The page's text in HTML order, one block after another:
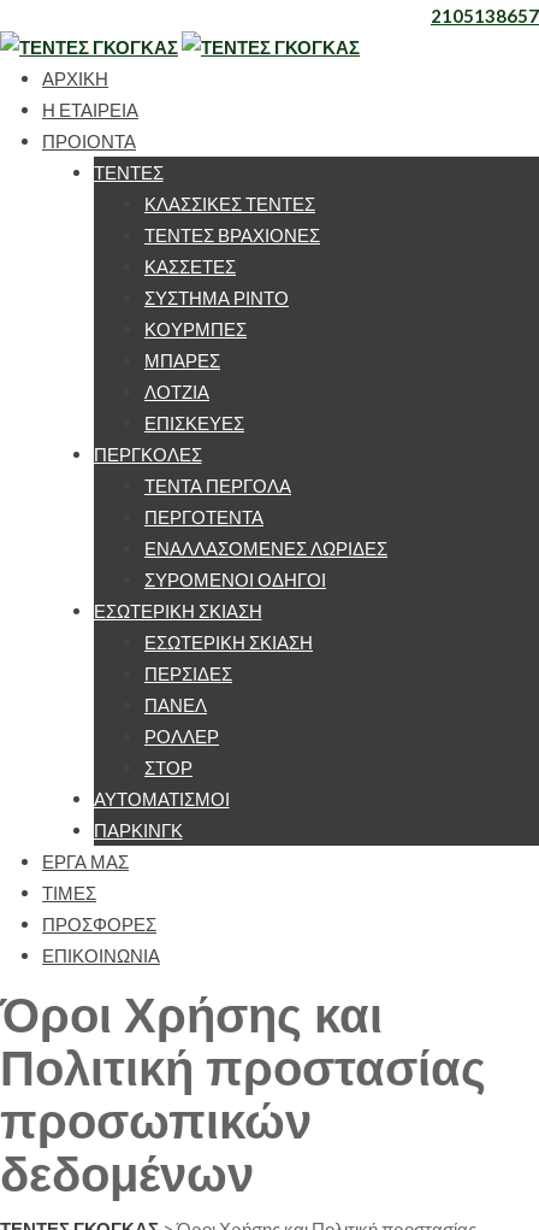
2105138657
ΑΡΧΙΚΗ
Η ΕΤΑΙΡΕΙΑ
ΠΡΟΙΟΝΤΑ
ΤΕΝΤΕΣ
ΚΛΑΣΣΙΚΕΣ ΤΕΝΤΕΣ
ΤΕΝΤΕΣ ΒΡΑΧΙΟΝΕΣ
ΚΑΣΣΕΤΕΣ
ΣΥΣΤΗΜΑ ΡΙΝΤΟ
ΚΟΥΡΜΠΕΣ
ΜΠΑΡΕΣ
ΛΟΤΖΙΑ
ΕΠΙΣΚΕΥΕΣ
ΠΕΡΓΚΟΛΕΣ
ΤΕΝΤΑ ΠΕΡΓΟΛΑ
ΠΕΡΓΟΤΕΝΤΑ
ΕΝΑΛΛΑΣΟΜΕΝΕΣ ΛΩΡΙΔΕΣ
ΣΥΡΟΜΕΝΟΙ ΟΔΗΓΟΙ
ΕΣΩΤΕΡΙΚΗ ΣΚΙΑΣΗ
ΕΣΩΤΕΡΙΚΗ ΣΚΙΑΣΗ
ΠΕΡΣΙΔΕΣ
ΠΑΝΕΛ
ΡΟΛΛΕΡ
ΣΤΟΡ
ΑΥΤΟΜΑΤΙΣΜΟΙ
ΠΑΡΚΙΝΓΚ
ΕΡΓΑ ΜΑΣ
ΤΙΜΕΣ
ΠΡΟΣΦΟΡΕΣ
ΕΠΙΚΟΙΝΩΝΙΑ
Όροι Χρήσης και
Πολιτική προστασίας
προσωπικών
δεδομένων